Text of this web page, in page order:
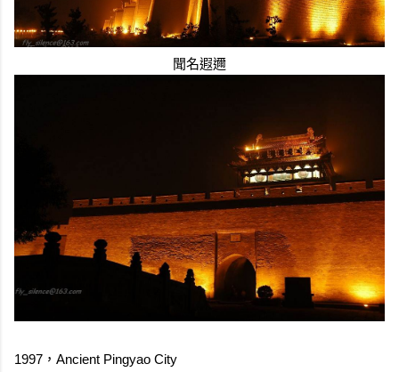
聞名遐邇
1997，Ancient Pingyao City